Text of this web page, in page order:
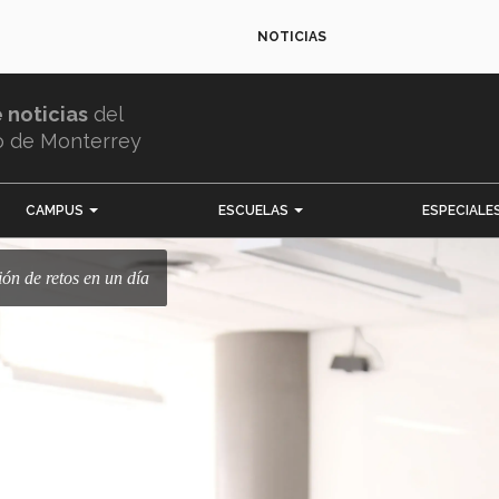
NOTICIAS
noticias del
de Monterrey
CAMPUS ESCUELAS
de retos en un día